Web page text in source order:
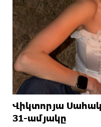
Վիկտորյա
31-ամյակը